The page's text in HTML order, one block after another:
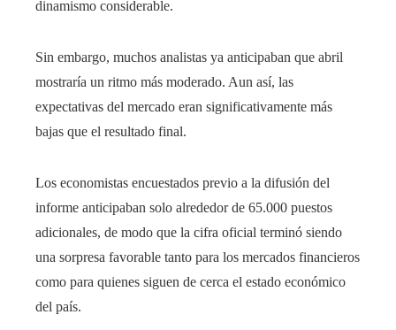
dinamismo considerable.
Sin embargo, muchos analistas ya anticipaban que abril
mostraría un ritmo más moderado. Aun así, las
expectativas del mercado eran significativamente más
bajas que el resultado final.
Los economistas encuestados previo a la difusión del
informe anticipaban solo alrededor de 65.000 puestos
adicionales, de modo que la cifra oficial terminó siendo
una sorpresa favorable tanto para los mercados financieros
como para quienes siguen de cerca el estado económico
del país.